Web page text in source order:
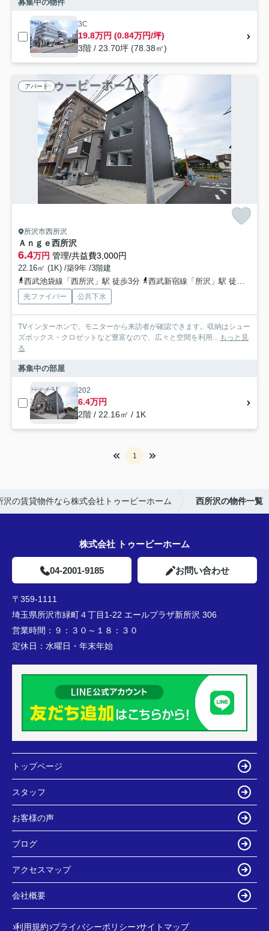
募集中の物件
3C
19.8万円 (0.84万円/坪)
3階 / 23.70坪 (78.38㎡)
アパート
所沢市西所沢
Ａｎｇｅ西所沢
6.4万円 管理/共益費3,000円
22.16㎡ (1K) /築9年 /3階建
西武池袋線「西所沢」駅 徒歩3分
西武新宿線「所沢」駅 徒歩19分
光ファイバー 公共下水
TVインターホンで、モニターから来訪者が確認できます。収納はシュー
ズボックス・クロゼットなど豊富なので、広々と空間を利用... もっと見
る
募集中の部屋
202
6.4万円
2階 / 22.16㎡ / 1K
1
沢の賃貸物件なら株式会社トゥービーホーム 西所沢の物件一覧
株式会社 トゥービーホーム
04-2001-9185 お問い合わせ
〒359-1111
埼玉県所沢市緑町４丁目1-22 エールプラザ新所沢 306
営業時間： ９：３０～１８：３０
定休日： 水曜日・年末年始
トップページ
スタッフ
お客様の声
ブログ
アクセスマップ
会社概要
利用規約 プライバシーポリシー サイトマップ